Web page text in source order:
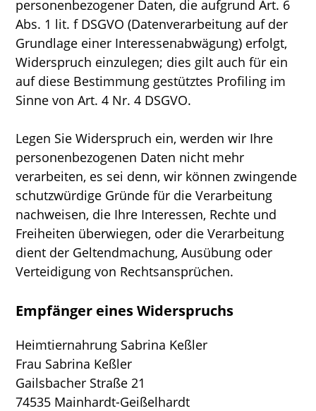
personenbezogener Daten, die aufgrund Art. 6
Abs. 1 lit. f DSGVO (Datenverarbeitung auf der
Grundlage einer Interessenabwägung) erfolgt,
Widerspruch einzulegen; dies gilt auch für ein
auf diese Bestimmung gestütztes Profiling im
Sinne von Art. 4 Nr. 4 DSGVO.
Legen Sie Widerspruch ein, werden wir Ihre
personenbezogenen Daten nicht mehr
verarbeiten, es sei denn, wir können zwingende
schutzwürdige Gründe für die Verarbeitung
nachweisen, die Ihre Interessen, Rechte und
Freiheiten überwiegen, oder die Verarbeitung
dient der Geltendmachung, Ausübung oder
Verteidigung von Rechtsansprüchen.
Empfänger eines Widerspruchs
Heimtiernahrung Sabrina Keßler
Frau Sabrina Keßler
Gailsbacher Straße 21
74535 Mainhardt-Geißelhardt